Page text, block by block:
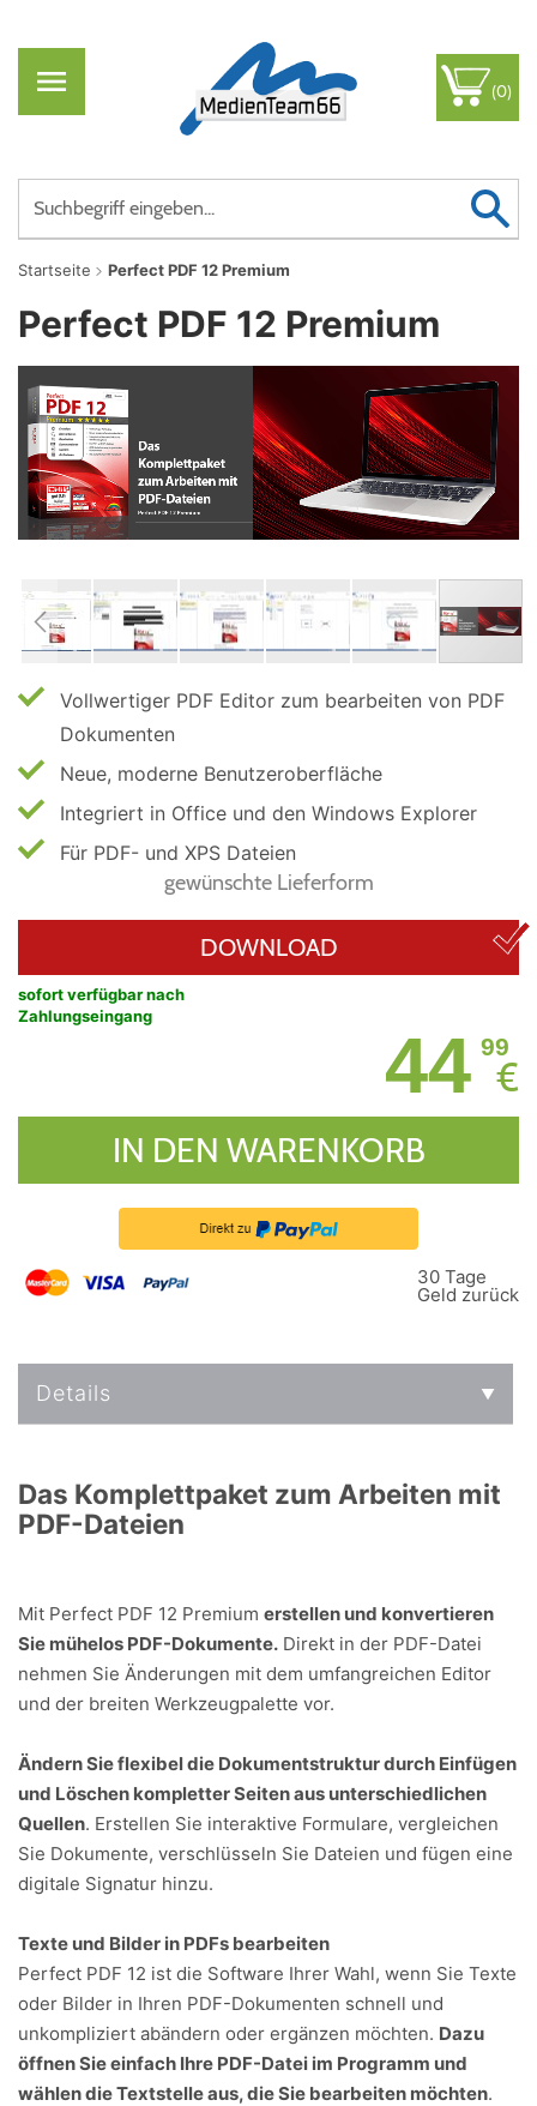
(0)
Startseite Perfect PDF 12 Premium
Perfect PDF 12 Premium
Vollwertiger PDF Editor zum bearbeiten von PDF
Dokumenten
Neue, moderne Benutzeroberfläche
Integriert in Office und den Windows Explorer
Für PDF- und XPS Dateien
gewünschte Lieferform
DOWNLOAD
sofort verfügbar nach
Zahlungseingang
44 99
€
IN DEN WARENKORB
30 Tage
Geld zurück
Details
Das Komplettpaket zum Arbeiten mit
PDF-Dateien
Mit Perfect PDF 12 Premium erstellen und konvertieren
Sie mühelos PDF-Dokumente. Direkt in der PDF-Datei
nehmen Sie Änderungen mit dem umfangreichen Editor
und der breiten Werkzeugpalette vor.
Ändern Sie flexibel die Dokumentstruktur durch Einfügen
und Löschen kompletter Seiten aus unterschiedlichen
Quellen. Erstellen Sie interaktive Formulare, vergleichen
Sie Dokumente, verschlüsseln Sie Dateien und fügen eine
digitale Signatur hinzu.
Texte und Bilder in PDFs bearbeiten
Perfect PDF 12 ist die Software Ihrer Wahl, wenn Sie Texte
oder Bilder in Ihren PDF-Dokumenten schnell und
unkompliziert abändern oder ergänzen möchten. Dazu
öffnen Sie einfach Ihre PDF-Datei im Programm und
wählen die Textstelle aus, die Sie bearbeiten möchten.